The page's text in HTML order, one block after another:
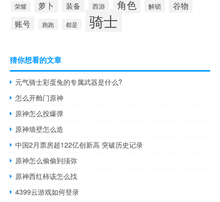
荣耀 萝卜 装备 西游 角色 解锁 谷物
账号 跑跑 都是 骑士
猜你想看的文章
元气骑士彩蛋兔的专属武器是什么?
怎么开舱门原神
原神怎么投爆弹
原神墙壁怎么造
中国2月票房超122亿创新高 突破历史记录
原神怎么偷偷到须弥
原神西红柿该怎么找
4399云游戏如何登录